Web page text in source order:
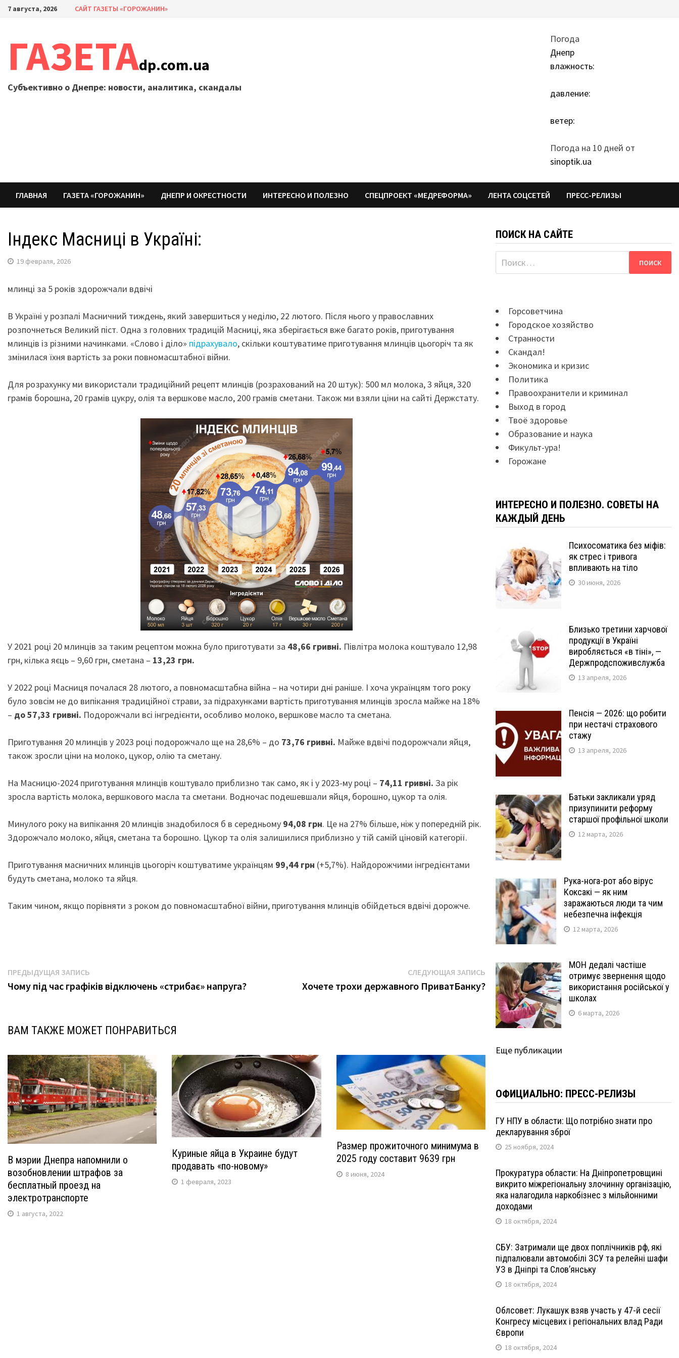
Перейти
7 августа, 2026 САЙТ ГАЗЕТЫ «ГОРОЖАНИН»
ГАЗЕТАdp.com.ua
Субъективно о Днепре: новости, аналитика, скандалы
Погода
Днепр
влажность:
давление:
ветер:
Погода на 10 дней от
sinoptik.ua
ГЛАВНАЯ ГАЗЕТА «ГОРОЖАНИН» ДНЕПР И ОКРЕСТНОСТИ ИНТЕРЕСНО И ПОЛЕЗНО СПЕЦПРОЕКТ «МЕДРЕФОРМА» ЛЕНТА СОЦСЕТЕЙ ПРЕСС-РЕЛИЗЫ
Індекс Масниці в Україні:
19 февраля, 2026
млинці за 5 років здорожчали вдвічі
В Україні у розпалі Масничний тиждень, який завершиться у неділю, 22 лютого. Після нього у православних
розпочнеться Великий піст. Одна з головних традицій Масниці, яка зберігається вже багато років, приготування
млинців із різними начинками. «Слово і діло» підрахувало, скільки коштуватиме приготування млинців цьогоріч та як
змінилася їхня вартість за роки повномасштабної війни.
Для розрахунку ми використали традиційний рецепт млинців (розрахований на 20 штук): 500 мл молока, 3 яйця, 320
грамів борошна, 20 грамів цукру, олія та вершкове масло, 200 грамів сметани. Також ми взяли ціни на сайті Держстату.
У 2021 році 20 млинців за таким рецептом можна було приготувати за 48,66 гривні. Півлітра молока коштувало 12,98
грн, кілька яєць – 9,60 грн, сметана – 13,23 грн.
У 2022 році Масниця почалася 28 лютого, а повномасштабна війна – на чотири дні раніше. І хоча українцям того року
було зовсім не до випікання традиційної страви, за підрахунками вартість приготування млинців зросла майже на 18%
– до 57,33 гривні. Подорожчали всі інгредієнти, особливо молоко, вершкове масло та сметана.
Приготування 20 млинців у 2023 році подорожчало ще на 28,6% – до 73,76 гривні. Майже вдвічі подорожчали яйця,
також зросли ціни на молоко, цукор, олію та сметану.
На Масницю-2024 приготування млинців коштувало приблизно так само, як і у 2023-му році – 74,11 гривні. За рік
зросла вартість молока, вершкового масла та сметани. Водночас подешевшали яйця, борошно, цукор та олія.
Минулого року на випікання 20 млинців знадобилося б в середньому 94,08 грн. Це на 27% більше, ніж у попередній рік.
Здорожчало молоко, яйця, сметана та борошно. Цукор та олія залишилися приблизно у тій самій ціновій категорії.
Приготування масничних млинців цьогоріч коштуватиме українцям 99,44 грн (+5,7%). Найдорожчими інгредієнтами
будуть сметана, молоко та яйця.
Таким чином, якщо порівняти з роком до повномасштабної війни, приготування млинців обійдеться вдвічі дорожче.
Навигация
по
ПРЕДЫДУЩАЯ ЗАПИСЬ
запись:
Чому під час графіків відключень «стрибає» напруга?
СЛЕДУЮЩАЯ ЗАПИСЬ Следующая
запись:
Хочете трохи державного ПриватБанку?
ВАМ ТАКЖЕ МОЖЕТ ПОНРАВИТЬСЯ
В мэрии Днепра напомнили о
возобновлении штрафов за
бесплатный проезд на
электротранспорте
1 августа, 2022
Куриные яйца в Украине будут
продавать «по-новому»
1 февраля, 2023
Размер прожиточного минимума в
2025 году составит 9639 грн
8 июня, 2024
ПОИСК НА САЙТЕ
Найти:
Горсоветчина
Городское хозяйство
Странности
Скандал!
Экономика и кризис
Политика
Правоохранители и криминал
Выход в город
Твоё здоровье
Образование и наука
Фикульт-ура!
Горожане
ИНТЕРЕСНО И ПОЛЕЗНО. СОВЕТЫ НА
КАЖДЫЙ ДЕНЬ
Психосоматика без міфів:
як стрес і тривога
впливають на тіло
30 июня, 2026
Близько третини харчової
продукції в Україні
виробляється «в тіні», —
Держпродспоживслужба
13 апреля, 2026
Пенсія — 2026: що робити
при нестачі страхового
стажу
13 апреля, 2026
Батьки закликали уряд
призупинити реформу
старшої профільної школи
12 марта, 2026
Рука-нога-рот або вірус
Коксакі — як ним
заражаються люди та чим
небезпечна інфекція
12 марта, 2026
МОН дедалі частіше
отримує звернення щодо
використання російської у
школах
6 марта, 2026
Еще публикации
ОФИЦИАЛЬНО: ПРЕСС-РЕЛИЗЫ
ГУ НПУ в области: Що потрібно знати про
декларування зброї
25 ноября, 2024
Прокуратура области: На Дніпропетровщині
викрито міжрегіональну злочинну організацію,
яка налагодила наркобізнес з мільйонними
доходами
18 октября, 2024
СБУ: Затримали ще двох поплічників рф, які
підпалювали автомобілі ЗСУ та релейні шафи
УЗ в Дніпрі та Слов’янську
18 октября, 2024
Облсовет: Лукашук взяв участь у 47-й сесії
Конгресу місцевих і регіональних влад Ради
Європи
18 октября, 2024